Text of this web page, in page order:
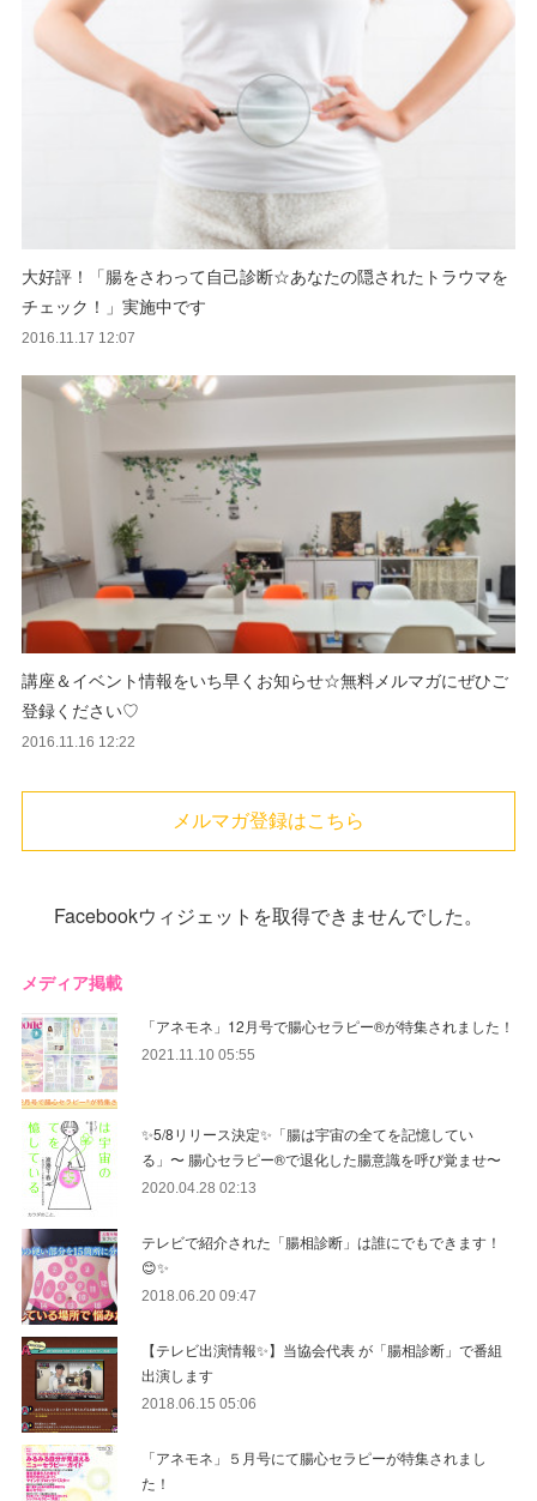
大好評！「腸をさわって自己診断☆あなたの隠されたトラウマを
チェック！」実施中です
2016.11.17 12:07
講座＆イベント情報をいち早くお知らせ☆無料メルマガにぜひご
登録ください♡
2016.11.16 12:22
メルマガ登録はこちら
Facebookウィジェットを取得できませんでした。
メディア掲載
「アネモネ」12月号で腸心セラピー®︎が特集されました！
2021.11.10 05:55
✨5/8リリース決定✨「腸は宇宙の全てを記憶してい
る」〜 腸心セラピー®︎で退化した腸意識を呼び覚ませ〜
2020.04.28 02:13
テレビで紹介された「腸相診断」は誰にでもできます！
😊✨
2018.06.20 09:47
【テレビ出演情報✨】当協会代表 が「腸相診断」で番組
出演します
2018.06.15 05:06
「アネモネ」５月号にて腸心セラピーが特集されまし
た！